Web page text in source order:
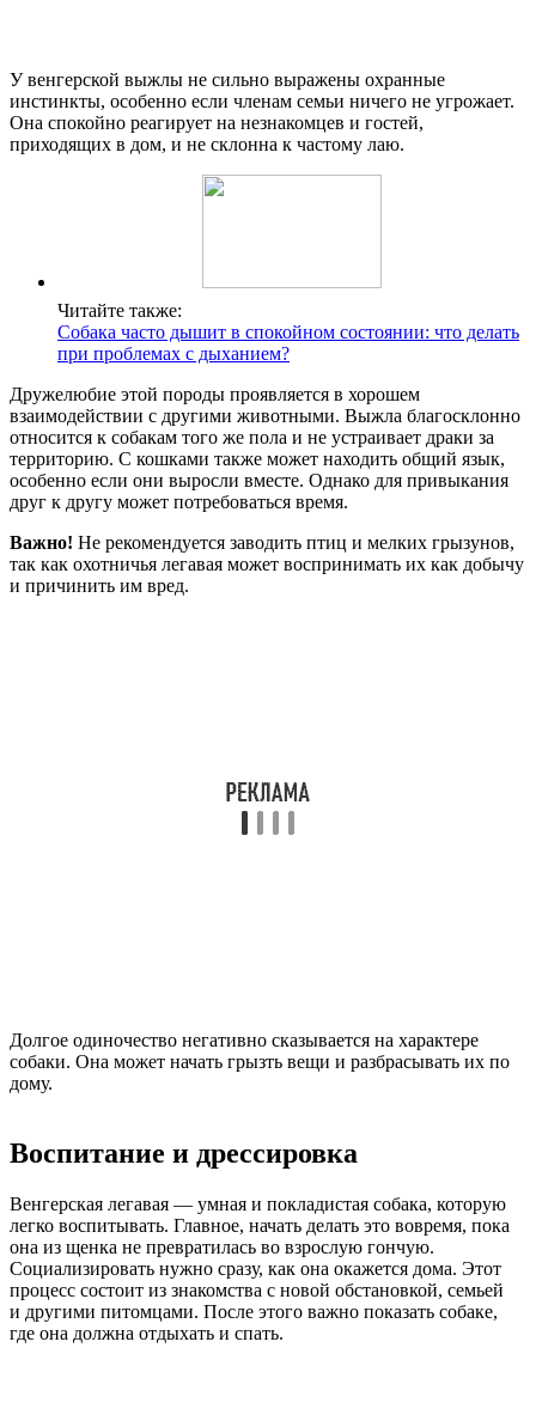
У венгерской выжлы не сильно выражены охранные
инстинкты, особенно если членам семьи ничего не угрожает.
Она спокойно реагирует на незнакомцев и гостей,
приходящих в дом, и не склонна к частому лаю.
Читайте также:
Собака часто дышит в спокойном состоянии: что делать
при проблемах с дыханием?
Дружелюбие этой породы проявляется в хорошем
взаимодействии с другими животными. Выжла благосклонно
относится к собакам того же пола и не устраивает драки за
территорию. С кошками также может находить общий язык,
особенно если они выросли вместе. Однако для привыкания
друг к другу может потребоваться время.
Важно! Не рекомендуется заводить птиц и мелких грызунов,
так как охотничья легавая может воспринимать их как добычу
и причинить им вред.
Долгое одиночество негативно сказывается на характере
собаки. Она может начать грызть вещи и разбрасывать их по
дому.
Воспитание и дрессировка
Венгерская легавая — умная и покладистая собака, которую
легко воспитывать. Главное, начать делать это вовремя, пока
она из щенка не превратилась во взрослую гончую.
Социализировать нужно сразу, как она окажется дома. Этот
процесс состоит из знакомства с новой обстановкой, семьей
и другими питомцами. После этого важно показать собаке,
где она должна отдыхать и спать.